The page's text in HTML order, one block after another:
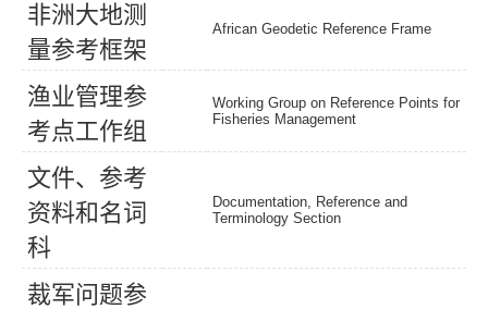
非洲大地测
量参考框架
African Geodetic Reference Frame
渔业管理参
考点工作组
Working Group on Reference Points for
Fisheries Management
文件、 参考
资料和名词
科
Documentation, Reference and
Terminology Section
裁军问题参